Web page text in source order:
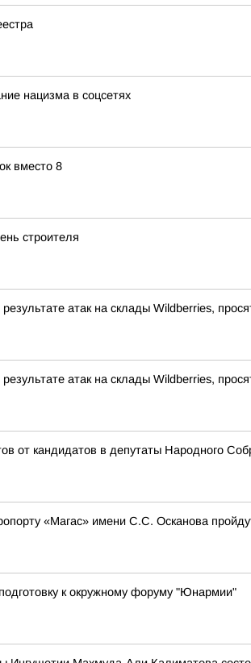
нацизма в соцсетях
вместо 8
строителя
атак на склады Wildberries,
атак на склады Wildberries,
от кандидатов в депутаты Народного
«Магас» имени С.С. Осканова
к окружному форуму "Юнармии"